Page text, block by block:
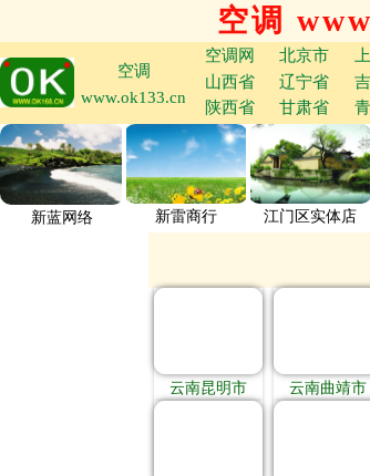
空调
空调
www.ok133.cn
空调网 北京市
山西省
辽宁省
陕西省
甘肃省
新蓝网络 新雷商行 江门区实体店
云南昆明市 云南曲靖市